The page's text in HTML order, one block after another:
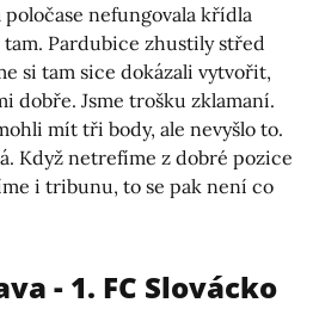
nefungovala křídla
tam. Pardubice zhustily střed
si tam sice dokázali vytvořit,
dobře. Jsme trošku zklamaní.
mít tři body, ale nevyšlo to.
Když netrefíme z dobré pozice
i tribunu, to se pak není co
- 1. FC Slovácko